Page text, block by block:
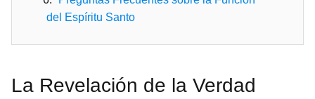
del Espíritu Santo
La Revelación de la Verdad